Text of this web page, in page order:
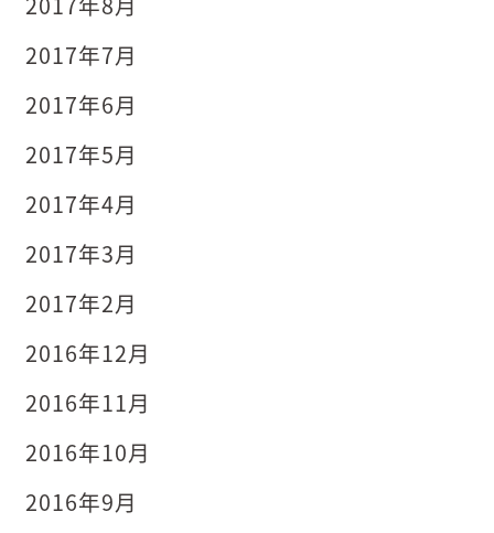
2017年7月
2017年6月
2017年5月
2017年4月
2017年3月
2017年2月
2016年12月
2016年11月
2016年10月
2016年9月